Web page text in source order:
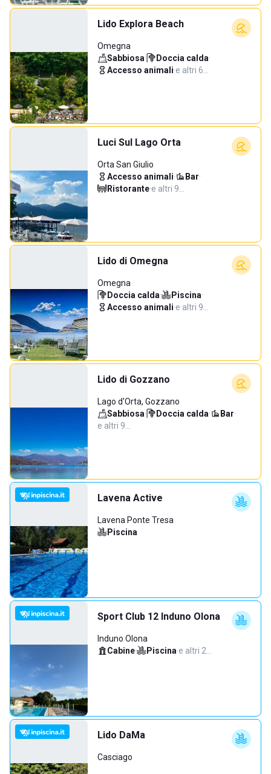
Lido Explora Beach
Omegna
Sabbiosa· Doccia calda·
Accesso animali·e altri 6…
Luci Sul Lago Orta
Orta San Giulio
Accesso animali· Bar·
Ristorante·e altri 9…
Lido di Omegna
Omegna
Doccia calda· Piscina·
Accesso animali·e altri 9…
Lido di Gozzano
Lago d'Orta, Gozzano
Sabbiosa· Doccia calda· Bar·
e altri 9…
Lavena Active
Lavena Ponte Tresa
Piscina
Sport Club 12 Induno Olona
Induno Olona
Cabine· Piscina·e altri 2…
Lido DaMa
Casciago